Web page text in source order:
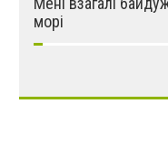
морі